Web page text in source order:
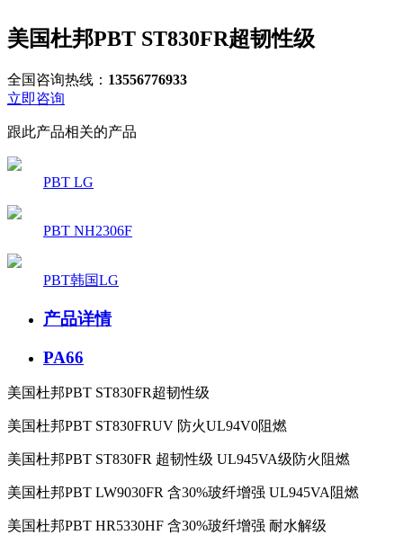
美国杜邦PBT ST830FR超韧性级
全国咨询热线： 13556776933
立即咨询
跟此产品相关的产品
PBT LG
PBT NH2306F
PBT韩国LG
产品详情
PA66
美国杜邦PBT ST830FR超韧性级
美国杜邦PBT ST830FRUV 防火UL94V0阻燃
美国杜邦PBT ST830FR 超韧性级 UL945VA级防火阻燃
美国杜邦PBT LW9030FR 含30%玻纤增强 UL945VA 阻燃
美国杜邦PBT HR5330HF 含30%玻纤增强 耐水解级